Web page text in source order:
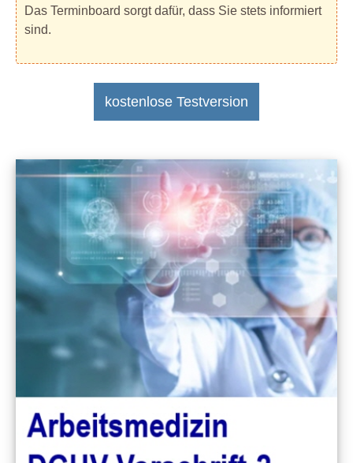
Das Terminboard sorgt dafür, dass Sie stets informiert
sind.
kostenlose Testversion